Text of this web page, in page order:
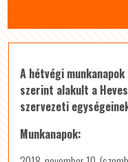
A hétvégi
szerint alakult a
szervezeti
Munkanapok: